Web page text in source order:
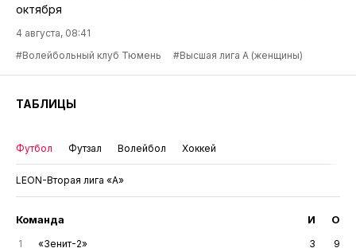
октября
4 августа, 08:41
#Волейбольный клуб Тюмень
#Высшая лига А (женщины)
ТАБЛИЦЫ
Футбол Футзал Волейбол Хоккей
LEON-Вторая лига «А»
Команда И О
1 «Зенит-2» 3
9